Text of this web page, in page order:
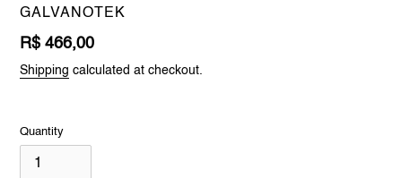
VENDOR
GALVANOTEK
Regular
price
R$ 466,00
Shipping calculated at checkout.
Quantity